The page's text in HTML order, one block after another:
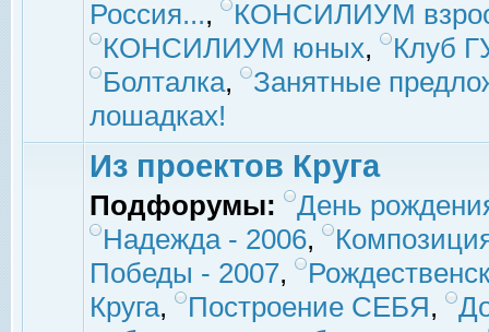
Россия...,
КОНСИЛИУМ
КОНСИЛИУМ юных,
Клуб
Болталка,
Занятные
лошадках!
Из проектов Круга
Подфорумы:
День
Надежда - 2006,
Победы - 2007,
Круга, Построение СЕБЯ,